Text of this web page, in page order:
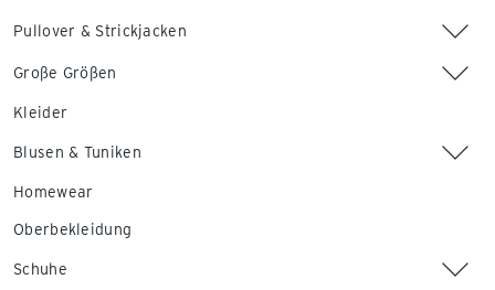
Pullover & Strickjacken
Große Größen
Kleider
Blusen & Tuniken
Homewear
Oberbekleidung
Schuhe